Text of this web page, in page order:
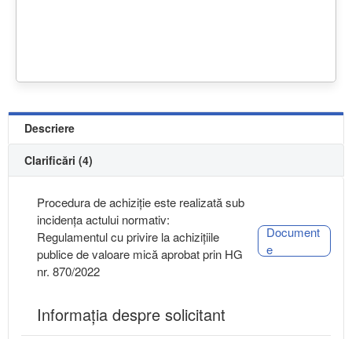
Descriere
Clarificări (4)
Procedura de achiziție este realizată sub
incidența actului normativ:
Regulamentul cu privire la achizițiile
publice de valoare mică aprobat prin HG
nr. 870/2022
Document
e
Informaţia despre solicitant